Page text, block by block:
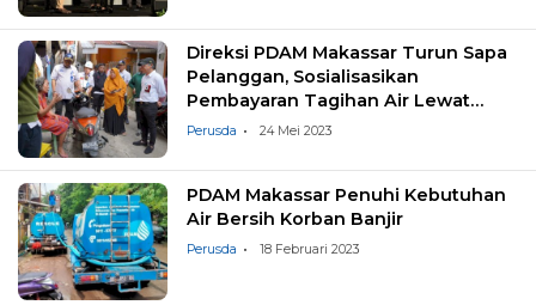
Direksi PDAM Makassar Turun Sapa
Pelanggan, Sosialisasikan
Pembayaran Tagihan Air Lewat
Online
Perusda 24 Mei 2023
PDAM Makassar Penuhi Kebutuhan
Air Bersih Korban Banjir
Perusda 18 Februari 2023